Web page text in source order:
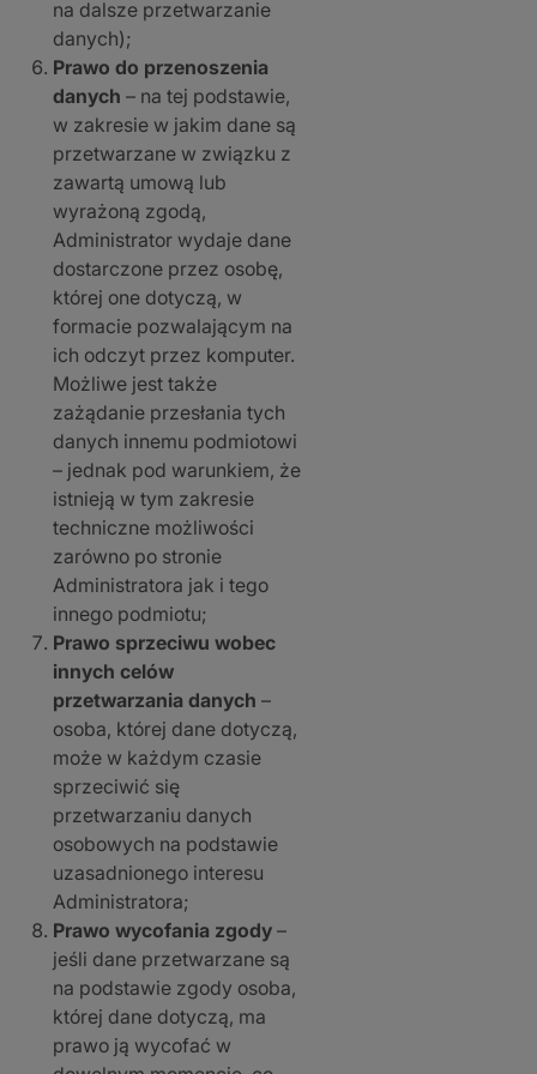
na dalsze przetwarzanie
danych);
Prawo do przenoszenia
danych – na tej podstawie,
w zakresie w jakim dane są
przetwarzane w związku z
zawartą umową lub
wyrażoną zgodą,
Administrator wydaje dane
dostarczone przez osobę,
której one dotyczą, w
formacie pozwalającym na
ich odczyt przez komputer.
Możliwe jest także
zażądanie przesłania tych
danych innemu podmiotowi
– jednak pod warunkiem, że
istnieją w tym zakresie
techniczne możliwości
zarówno po stronie
Administratora jak i tego
innego podmiotu;
Prawo sprzeciwu wobec
innych celów
przetwarzania danych –
osoba, której dane dotyczą,
może w każdym czasie
sprzeciwić się
przetwarzaniu danych
osobowych na podstawie
uzasadnionego interesu
Administratora;
Prawo wycofania zgody –
jeśli dane przetwarzane są
na podstawie zgody osoba,
której dane dotyczą, ma
prawo ją wycofać w